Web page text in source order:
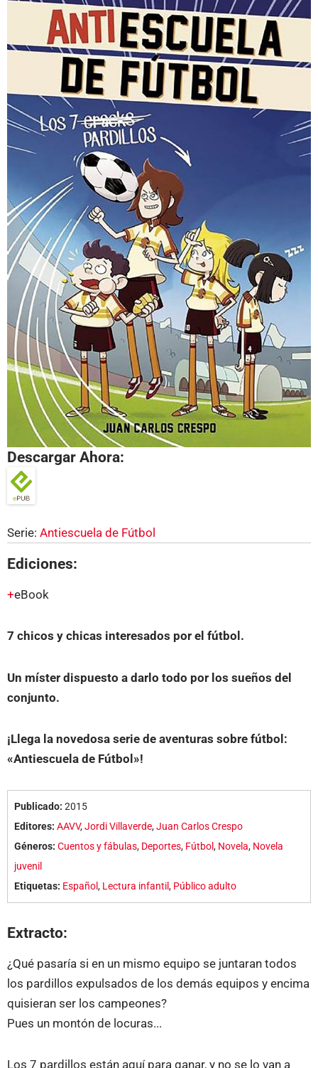
Descargar Ahora:
Serie: Antiescuela de Fútbol
Ediciones:
eBook
7 chicos y chicas interesados por el fútbol.
Un míster dispuesto a darlo todo por los sueños del
conjunto.
¡Llega la novedosa serie de aventuras sobre fútbol:
«Antiescuela de Fútbol»!
Publicado: 2015
Editores: AAVV,Jordi Villaverde,Juan Carlos Crespo
Géneros: Cuentos y fábulas, Deportes, Fútbol, Novela, Novela
juvenil
Etiquetas: Español, Lectura infantil, Público adulto
Extracto:
¿Qué pasaría si en un mismo equipo se juntaran todos
los pardillos expulsados de los demás equipos y encima
quisieran ser los campeones?
Pues un montón de locuras...
Los 7 pardillos están aquí para ganar, y no se lo van a